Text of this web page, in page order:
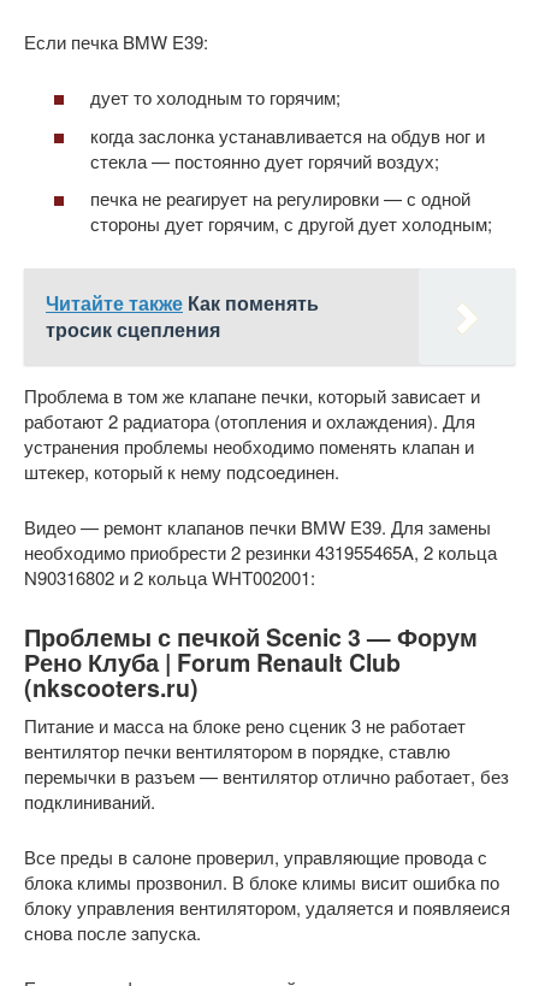
Если печка BMW E39:
дует то холодным то горячим;
когда заслонка устанавливается на обдув ног и
стекла — постоянно дует горячий воздух;
печка не реагирует на регулировки — с одной
стороны дует горячим, с другой дует холодным;
Читайте также Как поменять
тросик сцепления
Проблема в том же клапане печки, который зависает и
работают 2 радиатора (отопления и охлаждения). Для
устранения проблемы необходимо поменять клапан и
штекер, который к нему подсоединен.
Видео — ремонт клапанов печки BMW E39. Для замены
необходимо приобрести 2 резинки 431955465A, 2 кольца
N90316802 и 2 кольца WHT002001:
Проблемы с печкой Scenic 3 — Форум
Рено Клуба | Forum Renault Club
(nkscooters.ru)
Питание и масса на блоке рено сценик 3 не работает
вентилятор печки вентилятором в порядке, ставлю
перемычки в разъем — вентилятор отлично работает, без
подклиниваний.
Все преды в салоне проверил, управляющие провода с
блока климы прозвонил. В блоке климы висит ошибка по
блоку управления вентилятором, удаляется и появляеися
снова после запуска.